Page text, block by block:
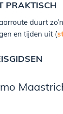
PRAKTISCH
duurt
en tijden uit (